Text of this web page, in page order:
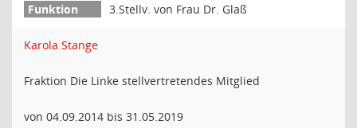
3.Stellv. von Frau Dr. Glaß
Karola Stange
Fraktion Die Linke stellvertretendes Mitglied
von 04.09.2014 bis 31.05.2019